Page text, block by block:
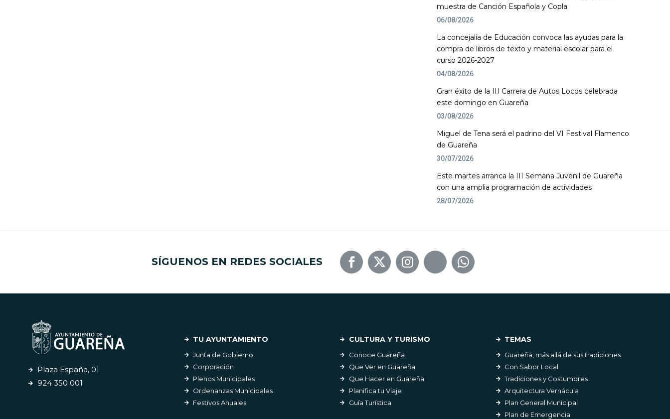
muestra de Canción Española y Copla
06/08/2026
La concejalía de Educación convoca las ayudas para la
compra de libros de texto y material escolar para el
curso 2026-2027
04/08/2026
Gran éxito de la III Carrera de Autos Locos celebrada
este domingo en Guareña
03/08/2026
Miguel de Tena será el padrino del VI Festival Flamenco
de Guareña
30/07/2026
Este martes arranca la III Semana Juvenil de Guareña
con una amplia programación de actividades
28/07/2026
SÍGUENOS EN REDES SOCIALES
Plaza España, 01
924 350 001
TU AYUNTAMIENTO
Junta de Gobierno
Corporación
Plenos Municipales
Ordenanzas Municipales
Festivos Anuales
CULTURA Y TURISMO
Conoce Guareña
Que Ver en Guareña
Que Hacer en Guareña
Planifica tu Viaje
Guía Turística
TEMAS
Guareña, más allá de sus tradiciones
Con Sabor Local
Tradiciones y Costumbres
Arquitectura Vernácula
Plan General Municipal
Plan de Emergencia